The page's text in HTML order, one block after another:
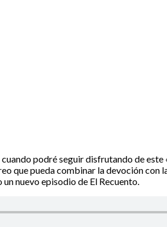
podré seguir disfrutando de
que pueda combinar la devoción
nuevo episodio de El Recuento.